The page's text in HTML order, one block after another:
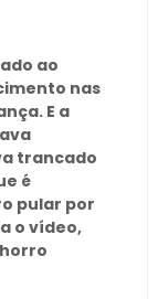
ao
nas
E a
trancado
é
pular por
o vídeo,